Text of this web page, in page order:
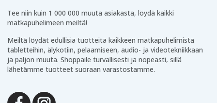
Tractor 10–39-sarja
Garden 600 / 800 / 1000
G 1900
Ariens
Kaikki mallit
Muut ruohonleikkurit
Tee niin kuin 1 000 000 muuta asiakasta, löydä kaikki
matkapuhelimeen meiltä!
Meiltä löydät edullisia tuotteita kaikkeen matkapuhelimista
tabletteihin, älykotiin, pelaamiseen, audio- ja videotekniikkaan
ja paljon muuta. Shoppaile turvallisesti ja nopeasti, sillä
lähetämme tuotteet suoraan varastostamme.